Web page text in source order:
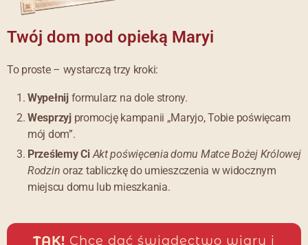
Twój dom pod opieką Maryi
To proste – wystarczą trzy kroki:
Wypełnijformularz na dole strony.
Wesprzyjpromocję kampanii „Maryjo, Tobie poświęcam
mój dom”.
Prześlemy CiAkt poświęcenia domu Matce Bożej Królowej
Rodzin oraz tabliczkę do umieszczenia w widocznym
miejscu domu lub mieszkania.
TAK! Chcę dać świadectwo wiary i